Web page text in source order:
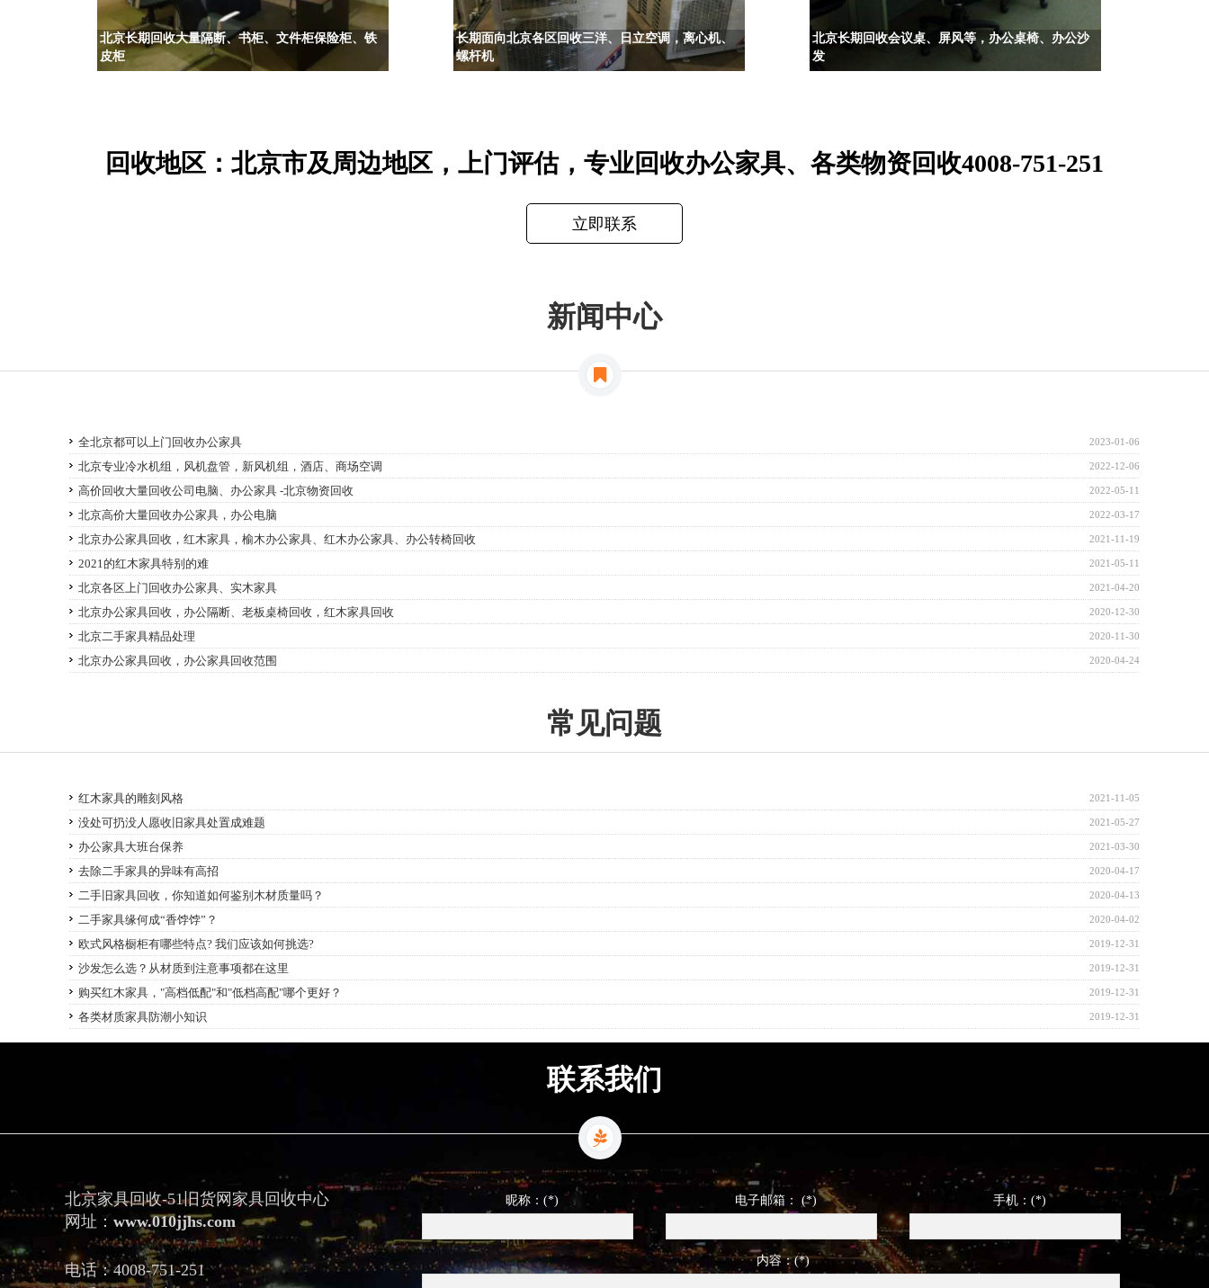
北京长期回收大量隔断、书柜、文件柜保险柜、铁
皮柜
长期面向北京各区回收三洋、日立空调，离心机、
螺杆机
北京长期回收会议桌、屏风等，办公桌椅、办公沙
发
回收地区：北京市及周边地区，上门评估，专业回收办公家具、各类物资回收4008-751-251
立即联系
新闻中心
2023-01-06
全北京都可以上门回收办公家具
2022-12-06
北京专业冷水机组，风机盘管，新风机组，酒店、商场空调
2022-05-11
高价回收大量回收公司电脑、办公家具 -北京物资回收
2022-03-17
北京高价大量回收办公家具，办公电脑
2021-11-19
北京办公家具回收，红木家具，榆木办公家具、红木办公家具、办公转椅回收
2021-05-11
2021的红木家具特别的难
2021-04-20
北京各区上门回收办公家具、实木家具
2020-12-30
北京办公家具回收，办公隔断、老板桌椅回收，红木家具回收
2020-11-30
北京二手家具精品处理
2020-04-24
北京办公家具回收，办公家具回收范围
常见问题
2021-11-05
红木家具的雕刻风格
2021-05-27
没处可扔没人愿收旧家具处置成难题
2021-03-30
办公家具大班台保养
2020-04-17
去除二手家具的异味有高招
2020-04-13
二手旧家具回收，你知道如何鉴别木材质量吗？
2020-04-02
二手家具缘何成“香饽饽”？
2019-12-31
欧式风格橱柜有哪些特点? 我们应该如何挑选?
2019-12-31
沙发怎么选？从材质到注意事项都在这里
2019-12-31
购买红木家具，"高档低配"和"低档高配"哪个更好？
2019-12-31
各类材质家具防潮小知识
联系我们
北京家具回收-51旧货网家具回收中心
网址： www.010jjhs.com
电话：4008-751-251
昵称：(*) 电子邮箱： (*) 手机：(*)
内容：(*)